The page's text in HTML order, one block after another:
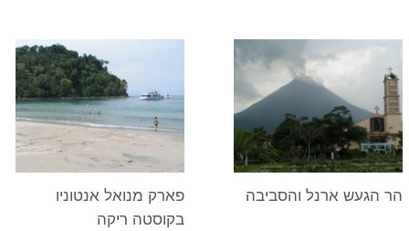
הר הגעש ארנל והסביבה
פארק מנואל אנטוניו
בקוסטה ריקה